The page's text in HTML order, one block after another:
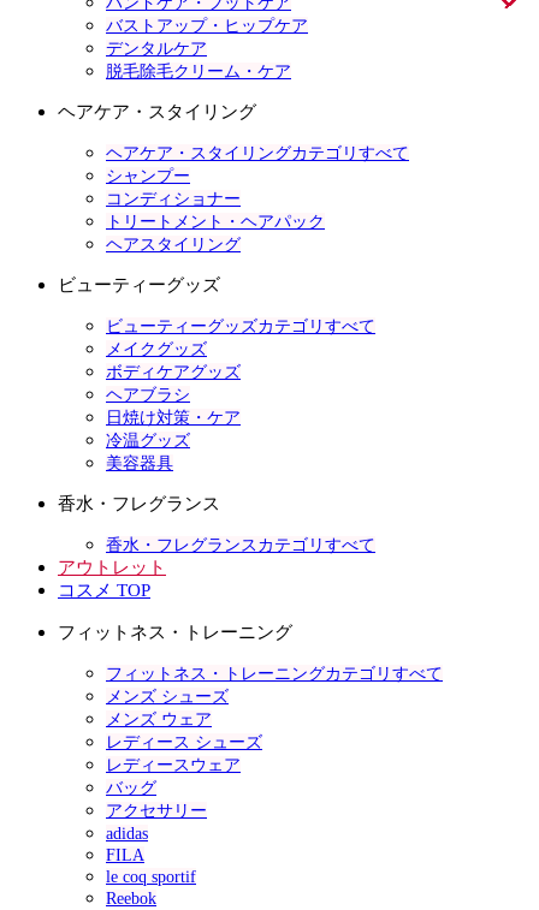
バストアップ・ヒップケア
デンタルケア
脱毛除毛クリーム・ケア
ヘアケア・スタイリング
ヘアケア・スタイリングカテゴリすべて
シャンプー
コンディショナー
トリートメント・ヘアパック
ヘアスタイリング
ビューティーグッズ
ビューティーグッズカテゴリすべて
メイクグッズ
ボディケアグッズ
ヘアブラシ
日焼け対策・ケア
冷温グッズ
美容器具
香水・フレグランス
香水・フレグランスカテゴリすべて
アウトレット
コスメ TOP
フィットネス・トレーニング
フィットネス・トレーニングカテゴリすべて
メンズ シューズ
メンズ ウェア
レディース シューズ
レディースウェア
バッグ
アクセサリー
adidas
FILA
le coq sportif
Reebok